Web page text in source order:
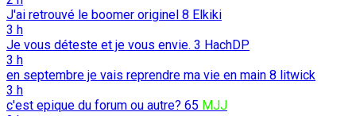
J'ai retrouvé le boomer originel 8 Elkiki
3 h
Je vous déteste et je vous envie. 3 HachDP
3 h
en septembre je vais reprendre ma vie en main 8 litwick
3 h
c'est epique du forum ou autre? 65 MJJ